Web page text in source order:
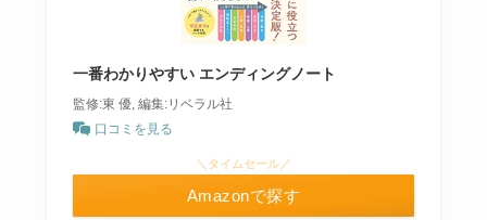
一番わかりやすい エンディングノート
監修:東 優, 編集:リベラル社
口コミを見る
＼タイムセール／
Amazonで探す